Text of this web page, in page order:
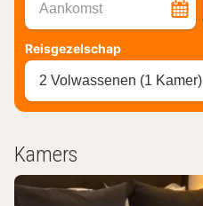
Aankomst
Reisgezelschap
2 Volwassenen (1 Kamer)
Kamers